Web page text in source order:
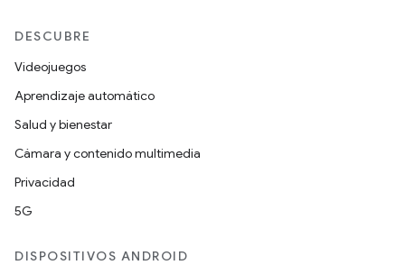
DESCUBRE
Videojuegos
Aprendizaje automático
Salud y bienestar
Cámara y contenido multimedia
Privacidad
5G
DISPOSITIVOS ANDROID